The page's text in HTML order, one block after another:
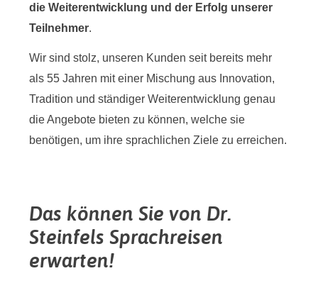
die Weiterentwicklung und der Erfolg unserer
Teilnehmer.
Wir sind stolz, unseren Kunden seit bereits mehr
als 55 Jahren mit einer Mischung aus Innovation,
Tradition und ständiger Weiterentwicklung genau
die Angebote bieten zu können, welche sie
benötigen, um ihre sprachlichen Ziele zu erreichen.
Das können Sie von Dr.
Steinfels Sprachreisen
erwarten!